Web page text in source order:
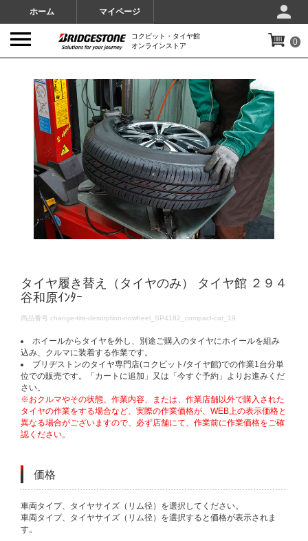
ホーム マイページ
コクピット・タイヤ館
オンラインストア
0
タイヤ履き替え（タイヤのみ） タイヤ館 ２９４
谷和原ｲﾝﾀｰ
DETAILS
商品番号 change-tire-desorption-nowheel_SP4182_compact-car_19
ホイールからタイヤを外し、別途ご購入のタイヤにホイールを組み
込み、クルマに装着する作業です。
ブリヂストンのタイヤ専門店(コクピット/タイヤ館)での作業1台分単
位での販売です。「カートに追加」又は「今すぐ予約」よりお進みくだ
さい。
※おクルマやその状態、作業内容、または、作業店舗以外で購入された
タイヤの作業をする場合など、実際の作業価格が、WEB上の表示価格と
異なる場合がございますので、必ず店舗にて、作業前に作業価格をご確
認ください。
価格
VARIATIONS
車両タイプ、タイヤサイズ（リム径）を選択してください。
車両タイプ、タイヤサイズ（リム径）を選択すると価格が表示されま
す。